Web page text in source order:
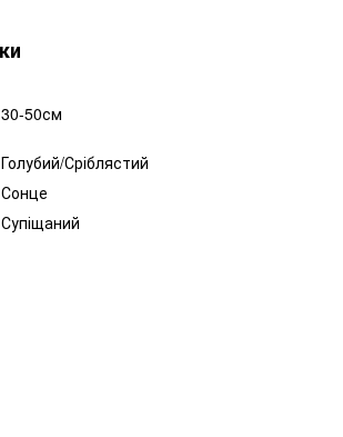
30-50см
Голубий/Сріблястий
Сонце
Супіщаний